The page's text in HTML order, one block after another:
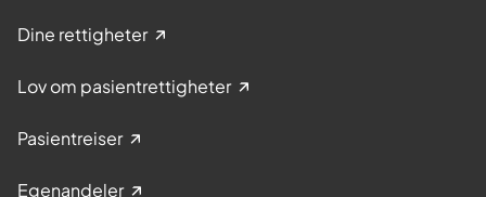
Dine rettigheter
Lov om pasientrettigheter
Pasientreiser
Egenandeler